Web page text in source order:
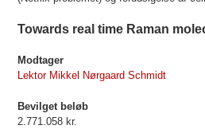
Towards real time Raman
Modtager
Lektor Mikkel Nørgaard Schmidt
Bevilget beløb
2.771.058 kr.